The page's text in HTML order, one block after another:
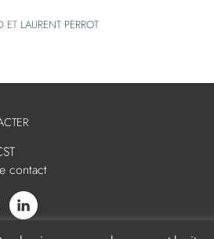
ET LAURENT PERROT
contact